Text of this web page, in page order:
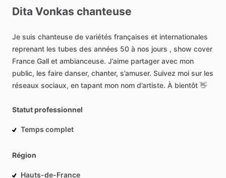
Dita Vonkas chanteuse
Je suis chanteuse de variétés françaises et internationales
reprenant les tubes des années 50 à nos jours , show cover
France Gall et ambianceuse. J’aime partager avec mon
public, les faire danser, chanter, s’amuser. Suivez moi sur les
réseaux sociaux, en tapant mon nom d’artiste. À bientôt 👋
Statut professionnel
Temps complet
Région
Hauts-de-France